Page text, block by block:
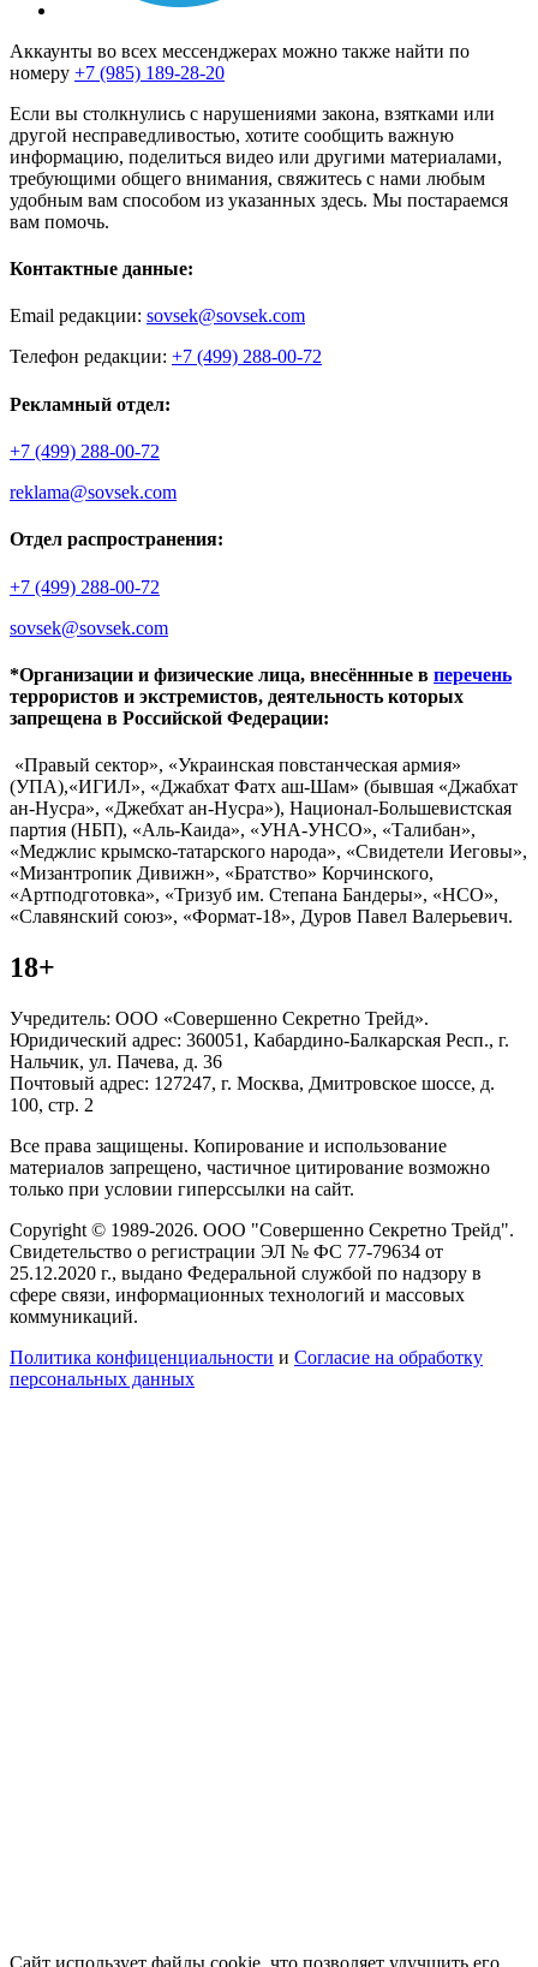
Аккаунты во всех мессенджерах можно также найти по
номеру +7 (985) 189-28-20
Если вы столкнулись с нарушениями закона, взятками или
другой несправедливостью, хотите сообщить важную
информацию, поделиться видео или другими материалами,
требующими общего внимания, свяжитесь с нами любым
удобным вам способом из указанных здесь. Мы постараемся
вам помочь.
Контактные данные:
Email редакции: sovsek@sovsek.com
Телефон редакции: +7 (499) 288-00-72
Рекламный отдел:
+7 (499) 288-00-72
reklama@sovsek.com
Отдел распространения:
+7 (499) 288-00-72
sovsek@sovsek.com
*Организации и физические лица, внесённные в перечень
террористов и экстремистов, деятельность которых
запрещена в Российской Федерации:
«Правый сектор», «Украинская повстанческая армия»
(УПА),«ИГИЛ», «Джабхат Фатх аш-Шам» (бывшая «Джабхат
ан-Нусра», «Джебхат ан-Нусра»), Национал-Большевистская
партия (НБП), «Аль-Каида», «УНА-УНСО», «Талибан»,
«Меджлис крымско-татарского народа», «Свидетели Иеговы»,
«Мизантропик Дивижн», «Братство» Корчинского,
«Артподготовка», «Тризуб им. Степана Бандеры», «НСО»,
«Славянский союз», «Формат-18», Дуров Павел Валерьевич.
18+
Учредитель: ООО «Совершенно Секретно Трейд».
Юридический адрес: 360051, Кабардино-Балкарская Респ., г.
Нальчик, ул. Пачева, д. 36
Почтовый адрес: 127247, г. Москва, Дмитровское шоссе, д.
100, стр. 2
Все права защищены. Копирование и использование
материалов запрещено, частичное цитирование возможно
только при условии гиперссылки на сайт.
Copyright © 1989-2026. ООО "Совершенно Секретно Трейд".
Свидетельство о регистрации ЭЛ № ФС 77-79634 от
25.12.2020 г., выдано Федеральной службой по надзору в
сфере связи, информационных технологий и массовых
коммуникаций.
Политика конфиценциальности и Согласие на обработку
персональных данных
Сайт использует файлы cookie, что позволяет улучшить его